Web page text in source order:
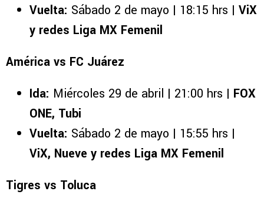
Vuelta: Sábado 2 de mayo | 18:15 hrs | ViX
y redes Liga MX Femenil
América vs FC Juárez
Ida: Miércoles 29 de abril | 21:00 hrs | FOX
ONE, Tubi
Vuelta: Sábado 2 de mayo | 15:55 hrs |
ViX, Nueve y redes Liga MX Femenil
Tigres vs Toluca